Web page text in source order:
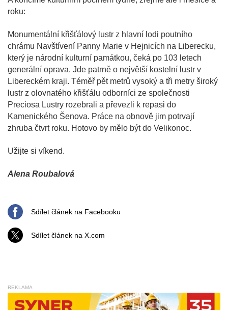
roku:
Monumentální křišťálový lustr z hlavní lodi poutního
chrámu Navštívení Panny Marie v Hejnicích na Liberecku,
který je národní kulturní památkou, čeká po 103 letech
generální oprava. Jde patrně o největší kostelní lustr v
Libereckém kraji. Téměř pět metrů vysoký a tři metry široký
lustr z olovnatého křišťálu odborníci ze společnosti
Preciosa Lustry rozebrali a převezli k repasi do
Kamenického Šenova. Práce na obnově jim potrvají
zhruba čtvrt roku. Hotovo by mělo být do Velikonoc.
Užijte si víkend.
Alena Roubalová
Sdílet článek na Facebooku
Sdílet článek na X.com
REKLAMA